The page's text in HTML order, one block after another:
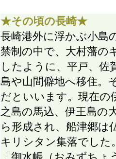
★その頃の長崎★
長崎港外に浮かぶ小島
禁制の中で、大村藩の
したように、平戸、佐
島や山間僻地へ移住。
だといいます。現在の
之島の馬込、伊王島の
ら形成され、船津郷は
キリシタン集落でした